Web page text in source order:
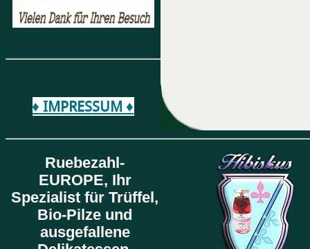
♦ IMPRESSUM ♦
Ruebezahl-
EUROPE, Ihr
Spezialist für Trüffel,
Bio-Pilze und
ausgefallene